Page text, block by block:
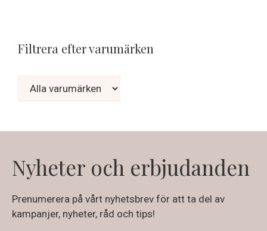
Filtrera efter varumärken
Nyheter och erbjudanden
Prenumerera på vårt nyhetsbrev för att ta del av
kampanjer, nyheter, råd och tips!